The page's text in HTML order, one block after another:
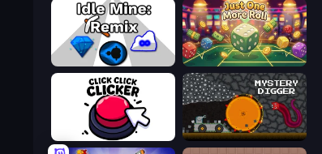
Idle Mine: Remix Just One More Roll
Click Click Clicker Mystery Digger